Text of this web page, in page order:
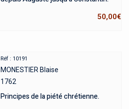
50,00€
Réf : 10191
MONESTIER Blaise
1762
Principes de la piété chrétienne.